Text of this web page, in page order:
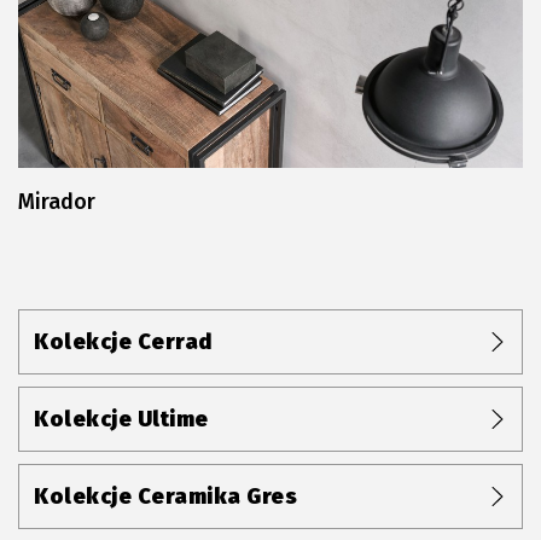
Mirador
Kolekcje Cerrad
Kolekcje Ultime
Kolekcje Ceramika Gres